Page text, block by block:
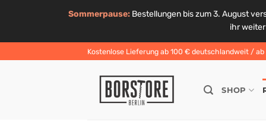
Sommerpause:Bestellungen bis zum 3. August
ihr
Kostenlose Lieferung ab 100 € deutschlandweit /
SHOP